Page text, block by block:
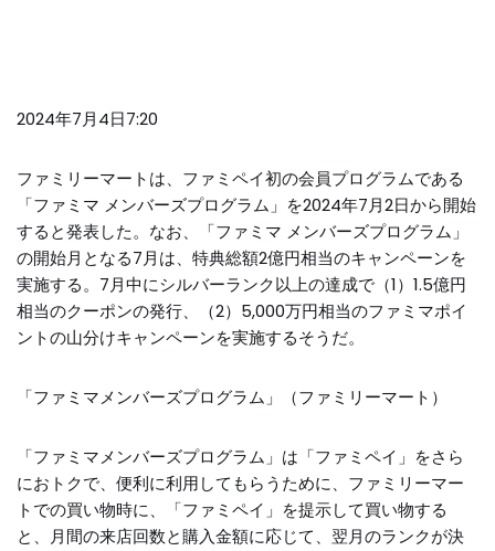
2024年7月4日7:20
ファミリーマートは、ファミペイ初の会員プログラムである
「ファミマ メンバーズプログラム」を2024年7月2日から開始
すると発表した。なお、「ファミマ メンバーズプログラム」
の開始月となる7月は、特典総額2億円相当のキャンペーンを
実施する。7月中にシルバーランク以上の達成で（1）1.5億円
相当のクーポンの発行、（2）5,000万円相当のファミマポイ
ントの山分けキャンペーンを実施するそうだ。
「ファミマメンバーズプログラム」（ファミリーマート）
「ファミマメンバーズプログラム」は「ファミペイ」をさら
におトクで、便利に利用してもらうために、ファミリーマー
トでの買い物時に、「ファミペイ」を提示して買い物する
と、月間の来店回数と購入金額に応じて、翌月のランクが決